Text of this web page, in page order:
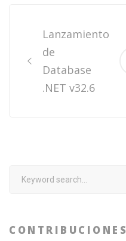
navigation
Lanzamiento
de
Database
.NET v32.6
Search
CONTRIBUCIONES